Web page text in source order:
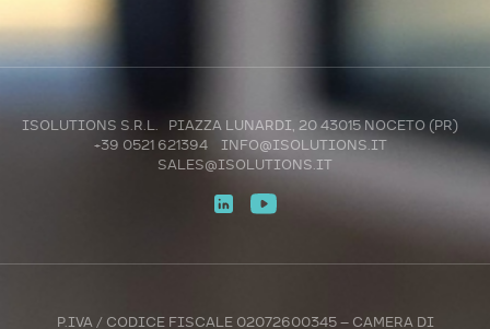
ISOLUTIONS S.R.L. PIAZZA LUNARDI, 20 43015 NOCETO (PR)
+39 0521 621394
INFO@ISOLUTIONS.IT
SALES@ISOLUTIONS.IT
P.IVA / CODICE FISCALE 02072600345 – CAMERA DI